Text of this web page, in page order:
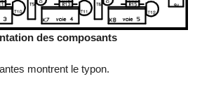
des composants
montrent le typon.